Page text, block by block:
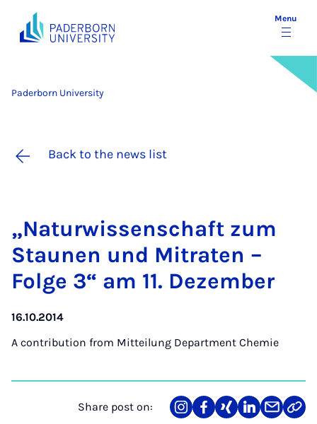
Menu
Paderborn University
Back to the news list
„Natur­wis­senschaft zum
Staunen und Mitraten –
Folge 3“ am 11. Dezem­ber
16.10.2014
A contribution from Mitteilung Department Chemie
Share post on:
ShareTeilenTeilenTeilenTeilenLink